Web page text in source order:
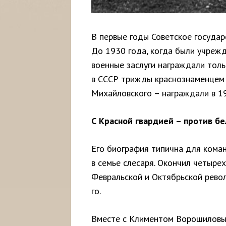
В первые годы Советское
До 1930 года, когда были
военные заслуги награждали
в СССР трижды краснознаменцем
Михайловского – награждали в
С Красной гвардией – против
Его биография типична для
в семье слесаря. Окончил
Февральской и Октябрьской
го.
Вместе с Климентом